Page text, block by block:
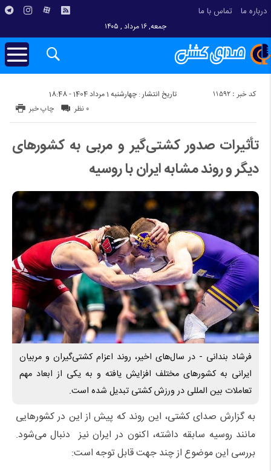
درباره ما تماس با ما
جمعه, ۱۶ مرداد , ۱۴۰۵
تاریخ انتشار : چهارشنبه 1 مرداد 1404 - 18:48 کد خبر : 11592
چاپ خبر ۰ نظر
تأثیرات صدور کشتی‌گیر و مربی به کشورهای
دیگر و روند مشابه ایران با روسیه
فرشاد بندانی - در سال‌های اخیر، روند اعزام کشتی‌گیران و مربیان
ایرانی به کشورهای مختلف افزایش یافته و به یکی از ابعاد مهم
تعاملات بین‌ المللی در ورزش کشتی تبدیل شده است.
به گزارش صدای کشتی، این روند که پیش از این در کشورهایی
مانند روسیه سابقه داشته، اکنون در ایران نیز دنبال می‌شود.
بررسی این موضوع از چند جهت قابل توجه است: